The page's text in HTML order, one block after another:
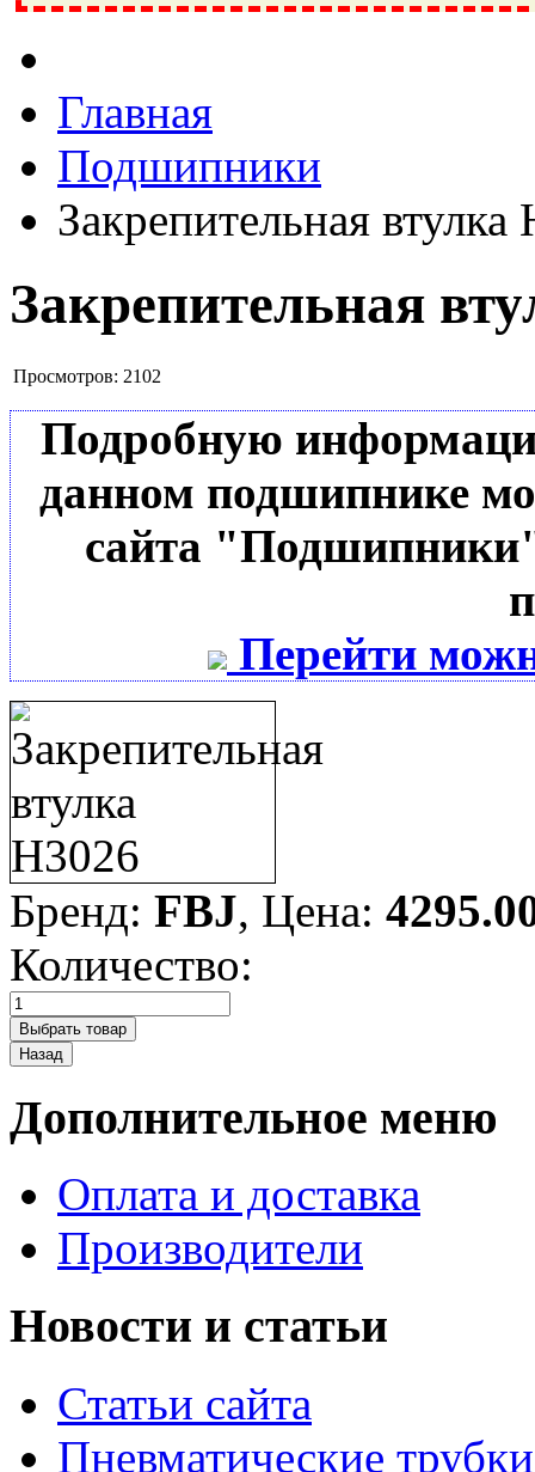
Ивантеевка, подшипники, пневматика, метизы, техника,
Главная
Подшипники
Закрепительная втулка
Закрепительная
Просмотров: 2102
Подробную
данном подшипнике
сайта
Перейти
Бренд: FBJ, Цена:
Количество:
Дополнительное меню
Оплата и доставка
Производители
Новости и статьи
Статьи сайта
Пневматические трубки